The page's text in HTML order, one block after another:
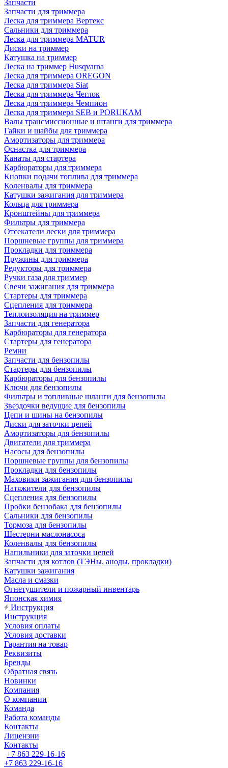
Запчасти
Запчасти для триммера
Леска для триммера Вертекс
Сальники для триммера
Леска для триммера MATUR
Диски на триммер
Катушка на триммер
Леска на триммер Husqvarna
Леска для триммера OREGON
Леска для триммера Siat
Леска для триммера Чеглок
Леска для триммера Чемпион
Леска для триммера SEB и PORUKAM
Валы трансмиссионные и штанги для триммера
Гайки и шайбы для триммера
Амортизаторы для триммера
Оснастка для триммера
Канаты для стартера
Карбюраторы для триммера
Кнопки подачи топлива для триммера
Коленвалы для триммера
Катушки зажигания для триммера
Кольца для триммера
Кронштейны для триммера
Фильтры для триммера
Отсекатели лески для триммера
Поршневые группы для триммера
Прокладки для триммера
Пружины для триммера
Редукторы для триммера
Ручки газа для триммер
Свечи зажигания для триммера
Стартеры для триммера
Сцепления для триммера
Теплоизоляция на триммер
Запчасти для генератора
Карбюраторы для генератора
Стартеры для генератора
Ремни
Запчасти для бензопилы
Стартеры для бензопилы
Карбюраторы для бензопилы
Ключи для бензопилы
Фильтры и топливные шланги для бензопилы
Звездочки ведущие для бензопилы
Цепи и шины на бензопилы
Диски для заточки цепей
Амортизаторы для бензопилы
Двигатели для триммера
Насосы для бензопилы
Поршневые группы для бензопилы
Прокладки для бензопилы
Маховики зажигания для бензопилы
Натяжители для бензопилы
Сцепления для бензопилы
Пробки бензобака для бензопилы
Сальники для бензопилы
Тормоза для бензопилы
Шестерни маслонасоса
Коленвалы для бензопилы
Напильники для заточки цепей
Запчасти для котлов (ТЭНы, аноды, прокладки)
Катушки зажигания
Масла и смазки
Огнетушители и пожарный инвентарь
Японская химия
Инструкция
Инструкция
Условия оплаты
Условия доставки
Гарантия на товар
Реквизиты
Бренды
Обратная связь
Новинки
Компания
О компании
Команда
Работа команды
Контакты
Лицензии
Контакты
+7 863 229-16-16
+7 863 229-16-16